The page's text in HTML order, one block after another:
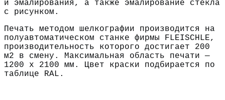
и эмалирования, а также эмалирование стекла
с рисунком.
Печать методом шелкографии производится на
полуавтоматическом станке фирмы FLEISCHLE,
производительность которого достигает 200
м2 в смену. Максимальная область печати —
1200 х 2100 мм. Цвет краски подбирается по
таблице RAL.